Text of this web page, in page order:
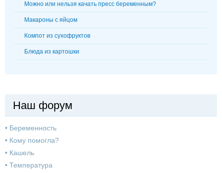
Можно или нельзя качать пресс беременным?
Макароны с яйцом
Компот из сухофруктов
Блюда из картошки
Наш форум
• Беременность
• Кому помогла?
• Кашель
• Температура